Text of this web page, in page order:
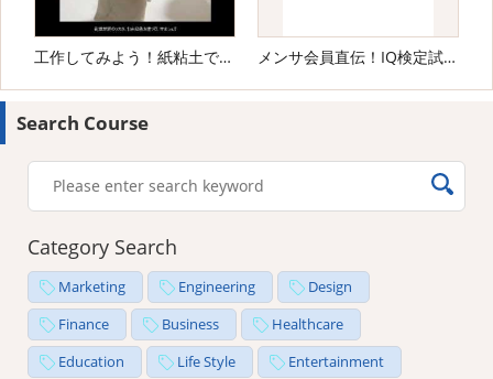
工作してみよう！紙粘土でペンギンさん メンサ会員直伝！IQ検定試験の攻略法
Search Course
Category Search
Marketing Engineering
Design
Finance
Business
Healthcare
Education
Life Style Entertainment